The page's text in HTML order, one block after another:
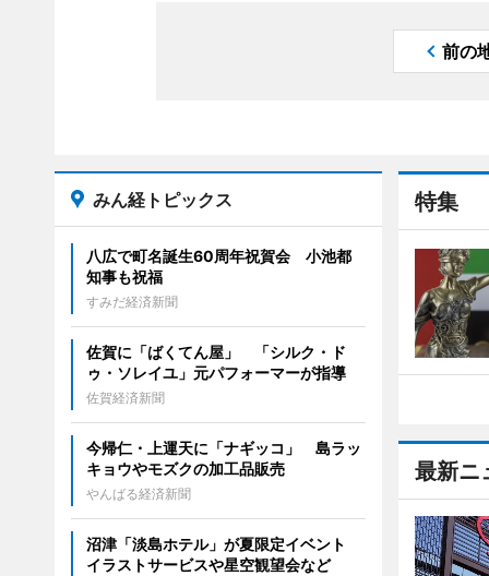
前の
特集
最新ニ
みん経トピックス
八広で町名誕生60周年祝賀会 小池都
知事も祝福
すみだ経済新聞
佐賀に「ばくてん屋」 「シルク・ド
ゥ・ソレイユ」元パフォーマーが指導
佐賀経済新聞
今帰仁・上運天に「ナギッコ」 島ラッ
キョウやモズクの加工品販売
やんばる経済新聞
沼津「淡島ホテル」が夏限定イベント
イラストサービスや星空観望会など